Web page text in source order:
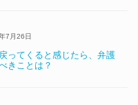
7月26日
ってくると感じたら、弁護
きことは？